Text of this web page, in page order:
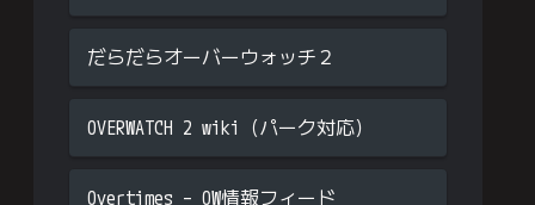
だらだらオーバーウォッチ２
OVERWATCH 2 wiki（パーク対応）
Overtimes – OW情報フィード